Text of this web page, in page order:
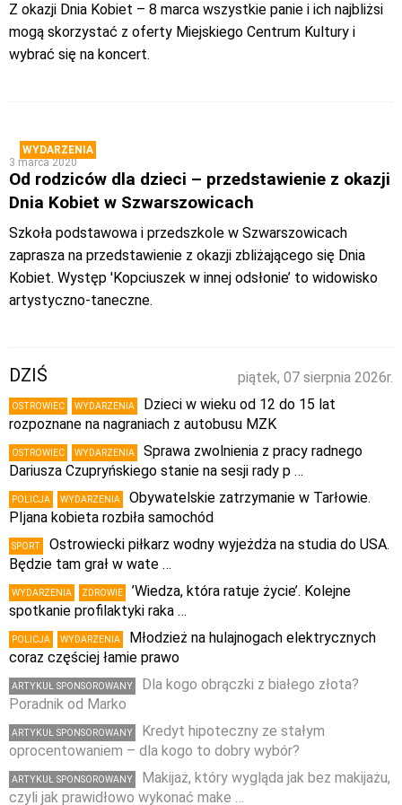
Z okazji Dnia Kobiet – 8 marca wszystkie panie i ich najbliżsi
mogą skorzystać z oferty Miejskiego Centrum Kultury i
wybrać się na koncert.
WYDARZENIA
3 marca 2020
Od rodziców dla dzieci – przedstawienie z okazji
Dnia Kobiet w Szwarszowicach
Szkoła podstawowa i przedszkole w Szwarszowicach
zaprasza na przedstawienie z okazji zbliżającego się Dnia
Kobiet. Występ 'Kopciuszek w innej odsłonie’ to widowisko
artystyczno-taneczne.
piątek, 07 sierpnia 2026r.
DZIŚ
OSTROWIEC WYDARZENIA
Dzieci w wieku od 12 do 15 lat
rozpoznane na nagraniach z autobusu MZK
OSTROWIEC WYDARZENIA
Sprawa zwolnienia z pracy radnego
Dariusza Czupryńskiego stanie na sesji rady p …
POLICJA WYDARZENIA
Obywatelskie zatrzymanie w Tarłowie.
PIjana kobieta rozbiła samochód
SPORT
Ostrowiecki piłkarz wodny wyjeżdża na studia do USA.
Będzie tam grał w wate …
WYDARZENIA ZDROWIE
’Wiedza, która ratuje życie’. Kolejne
spotkanie profilaktyki raka …
POLICJA WYDARZENIA
Młodzież na hulajnogach elektrycznych
coraz częściej łamie prawo
ARTYKUŁ SPONSOROWANY
Dla kogo obrączki z białego złota?
Poradnik od Marko
ARTYKUŁ SPONSOROWANY
Kredyt hipoteczny ze stałym
oprocentowaniem – dla kogo to dobry wybór?
ARTYKUŁ SPONSOROWANY
Makijaż, który wygląda jak bez makijażu,
czyli jak prawidłowo wykonać make …